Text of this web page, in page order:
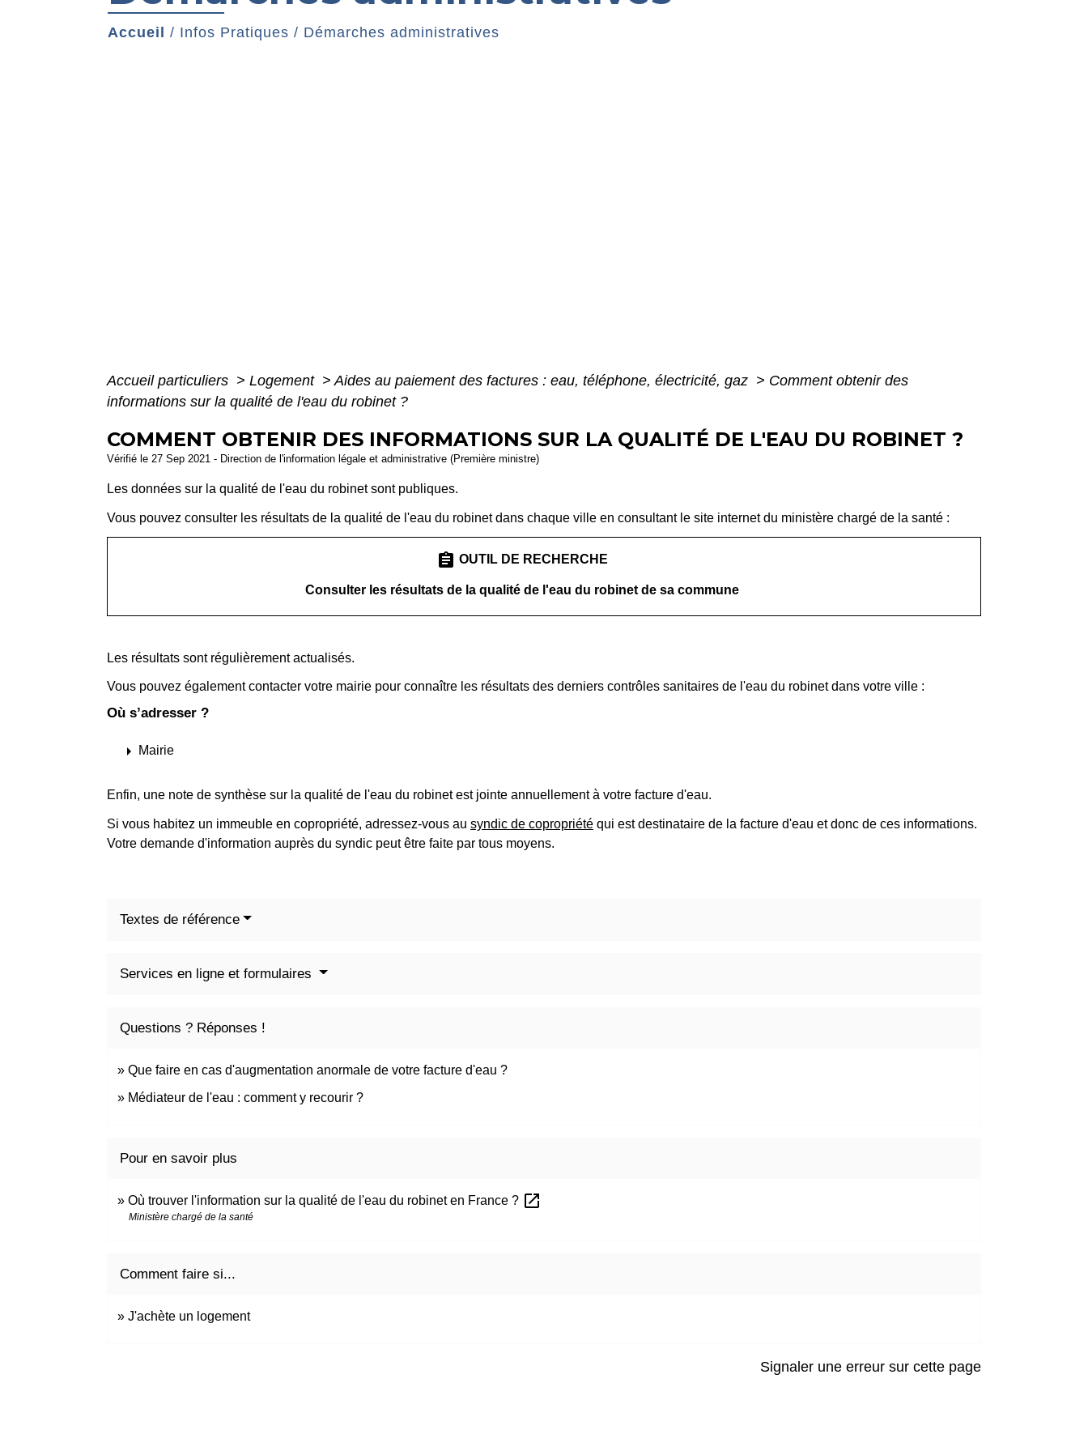
Accueil / Infos Pratiques / Démarches administratives
Accueil particuliers > Logement > Aides au paiement des factures : eau, téléphone, électricité, gaz > Comment obtenir des
informations sur la qualité de l'eau du robinet ?
COMMENT OBTENIR DES INFORMATIONS SUR LA QUALITÉ DE L'EAU DU ROBINET ?
Vérifié le 27 Sep 2021 - Direction de l'information légale et administrative (Première ministre)
Les données sur la qualité de l'eau du robinet sont publiques.
Vous pouvez consulter les résultats de la qualité de l'eau du robinet dans chaque ville en consultant le site internet du ministère chargé de la santé :
assignment OUTIL DE RECHERCHE
Consulter les résultats de la qualité de l'eau du robinet de sa commune
Les résultats sont régulièrement actualisés.
Vous pouvez également contacter votre mairie pour connaître les résultats des derniers contrôles sanitaires de l'eau du robinet dans votre ville :
Où s’adresser ?
arrow_right Mairie
Enfin, une note de synthèse sur la qualité de l'eau du robinet est jointe annuellement à votre facture d'eau.
Si vous habitez un immeuble en copropriété, adressez-vous au syndic de copropriété qui est destinataire de la facture d'eau et donc de ces informations.
Votre demande d'information auprès du syndic peut être faite par tous moyens.
Textes de référence
Services en ligne et formulaires
Questions ? Réponses !
Que faire en cas d'augmentation anormale de votre facture d'eau ?
Médiateur de l'eau : comment y recourir ?
Pour en savoir plus
Où trouver l'information sur la qualité de l'eau du robinet en France ? open_in_new
Ministère chargé de la santé
Comment faire si...
J'achète un logement
Signaler une erreur sur cette page